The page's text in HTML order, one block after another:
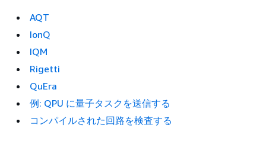
AQT
IonQ
IQM
Rigetti
QuEra
例: QPU に量子タスクを送信する
コンパイルされた回路を検査する